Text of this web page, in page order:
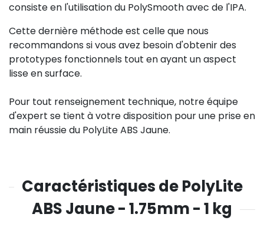
consiste en l'utilisation du PolySmooth avec de l'IPA.
Cette dernière méthode est celle que nous
recommandons si vous avez besoin d'obtenir des
prototypes fonctionnels tout en ayant un aspect
lisse en surface.
Pour tout renseignement technique, notre équipe
d'expert se tient à votre disposition pour une prise en
main réussie du PolyLite ABS Jaune.
Caractéristiques de PolyLite
ABS Jaune - 1.75mm - 1 kg